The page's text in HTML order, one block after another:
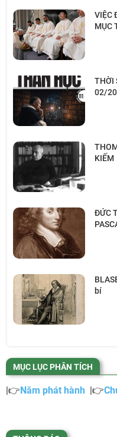
VIỆC
MỤC
THỜI
02/
KIẾM
ĐỨC
bí
MỤC LỤC PHÂN TÍCH
|👉Năm phát hành |👉